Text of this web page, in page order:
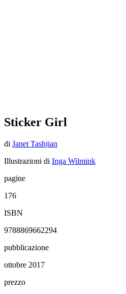
Sticker Girl
di Janet Tashjian
Illustrazioni di Inga Wilmink
pagine
176
ISBN
9788869662294
pubblicazione
ottobre 2017
prezzo